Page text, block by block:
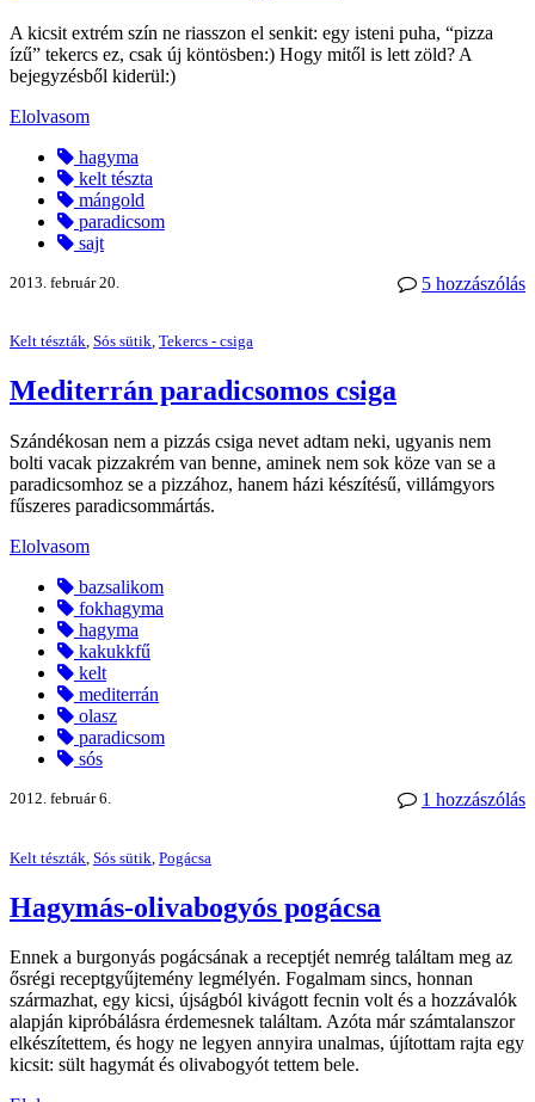
A kicsit extrém szín ne riasszon el senkit: egy isteni puha, “pizza
ízű” tekercs ez, csak új köntösben:) Hogy mitől is lett zöld? A
bejegyzésből kiderül:)
Elolvasom
hagyma
kelt tészta
mángold
paradicsom
sajt
5 hozzászólás
2013. február 20.
Kelt tészták, Sós sütik, Tekercs - csiga
Mediterrán paradicsomos csiga
Szándékosan nem a pizzás csiga nevet adtam neki, ugyanis nem
bolti vacak pizzakrém van benne, aminek nem sok köze van se a
paradicsomhoz se a pizzához, hanem házi készítésű, villámgyors
fűszeres paradicsommártás.
Elolvasom
bazsalikom
fokhagyma
hagyma
kakukkfű
kelt
mediterrán
olasz
paradicsom
sós
1 hozzászólás
2012. február 6.
Kelt tészták Sós sütik Pogácsa
Hagymás-olivabogyós pogácsa
Ennek a burgonyás pogácsának a receptjét nemrég találtam meg az
ősrégi receptgyűjtemény legmélyén. Fogalmam sincs, honnan
származhat, egy kicsi, újságból kivágott fecnin volt és a hozzávalók
alapján kipróbálásra érdemesnek találtam. Azóta már számtalanszor
elkészítettem, és hogy ne legyen annyira unalmas, újítottam rajta egy
kicsit: sült hagymát és olivabogyót tettem bele.